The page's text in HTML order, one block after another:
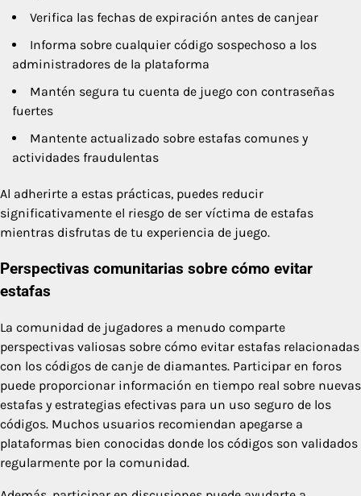
Verifica las fechas de expiración antes de canjear
Informa sobre cualquier código sospechoso a los
administradores de la plataforma
Mantén segura tu cuenta de juego con contraseñas
fuertes
Mantente actualizado sobre estafas comunes y
actividades fraudulentas
Al adherirte a estas prácticas, puedes reducir
significativamente el riesgo de ser víctima de estafas
mientras disfrutas de tu experiencia de juego.
Perspectivas comunitarias sobre cómo evitar
estafas
La comunidad de jugadores a menudo comparte
perspectivas valiosas sobre cómo evitar estafas relacionadas
con los códigos de canje de diamantes. Participar en foros
puede proporcionar información en tiempo real sobre nuevas
estafas y estrategias efectivas para un uso seguro de los
códigos. Muchos usuarios recomiendan apegarse a
plataformas bien conocidas donde los códigos son validados
regularmente por la comunidad.